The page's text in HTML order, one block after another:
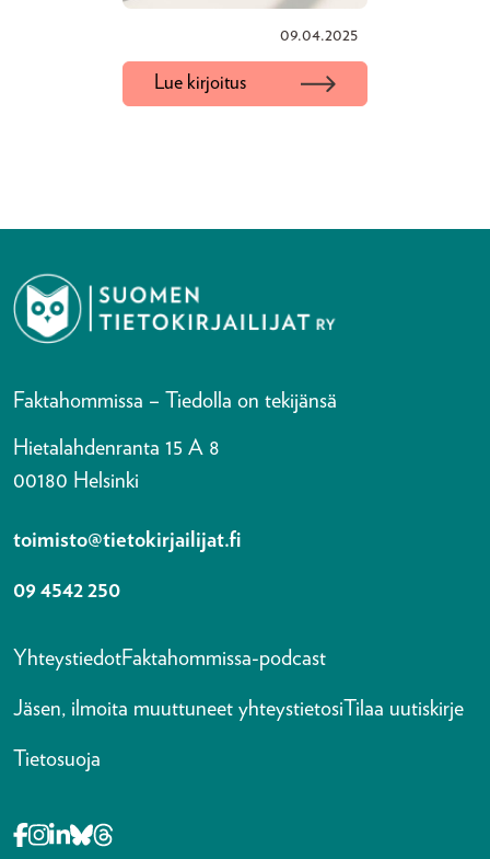
09.04.2025
Lue kirjoitus
Faktahommissa – Tiedolla on tekijänsä
Hietalahdenranta 15 A 8
00180 Helsinki
toimisto@tietokirjailijat.fi
09 4542 250
YhteystiedotFaktahommissa-podcast
Jäsen, ilmoita muuttuneet yhteystietosi Tilaa uutiskirje
Tietosuoja
Opens in a new tab Facebook-f
Opens in a new tab Instagram
Opens in a new tab Linkedin-in
Opens in a new tab Bluesky